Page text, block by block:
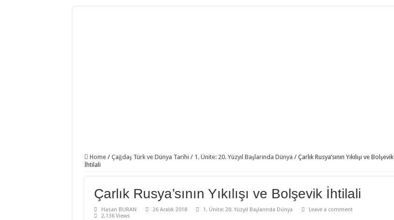
Home / Çağdaş Türk ve Dünya Tarihi / 1. Ünite: 20. Yüzyıl Başlarında Dünya / Çarlık Rusya’sının Yıkılışı ve Bolşevik
İhtilali
Çarlık Rusya’sının Yıkılışı ve Bolşevik İhtilali
Hasan BURAN 26 Aralık 2018 1. Ünite: 20. Yüzyıl Başlarında Dünya
Leave a comment
2,136 Views